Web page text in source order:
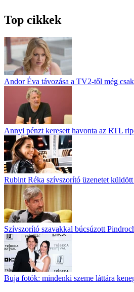
Top cikkek
Andor Éva távozása a TV2-től még
Annyi pénzt keresett havonta az RTL
Rubint Réka szívszorító üzenetet
Szívszorító szavakkal búcsúzott
Buja fotók: mindenki szeme láttára